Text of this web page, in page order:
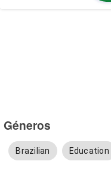
Géneros
Brazilian Education